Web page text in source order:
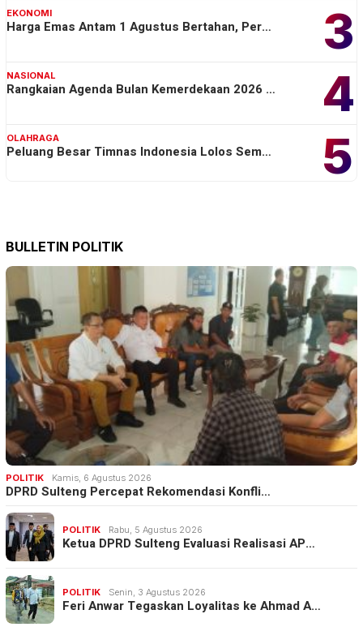
3
EKONOMI
Harga Emas Antam 1 Agustus Bertahan, Per…
4
NASIONAL
Rangkaian Agenda Bulan Kemerdekaan 2026 …
5
OLAHRAGA
Peluang Besar Timnas Indonesia Lolos Sem…
BULLETIN POLITIK
POLITIK Kamis, 6 Agustus 2026
DPRD Sulteng Percepat Rekomendasi Konfli…
POLITIK Rabu, 5 Agustus 2026
Ketua DPRD Sulteng Evaluasi Realisasi AP…
POLITIK Senin, 3 Agustus 2026
Feri Anwar Tegaskan Loyalitas ke Ahmad A…